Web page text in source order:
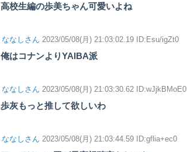
高校生編の歩美ちゃん可愛いよね
ななしさん 2023/05/08(月) 21:03:02.19 ID:Esu/igZt0
俺はコナンよりYAIBA派
ななしさん 2023/05/08(月) 21:03:30.62 ID:wJjkBMoE0
歩灰もっと推して欲しいわ
ななしさん 2023/05/08(月) 21:03:44.59 ID:gflia+ec0